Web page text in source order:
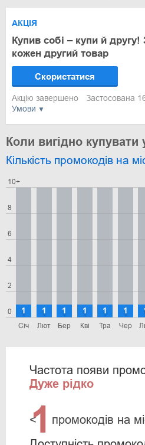
Умови
АКЦІЯ
Купив собі – купи й
кожен другий товар
Скористатися
Акцію завершено Застосована
Коли вигідно купувати
Кількість промокодів на
0
2
4
6
8
10+
Січ
1
Лют
1
Бер
1
Кві
1
Тра
1
Чер
1
Частота появи
Дуже рідко
<
1 промокодів на